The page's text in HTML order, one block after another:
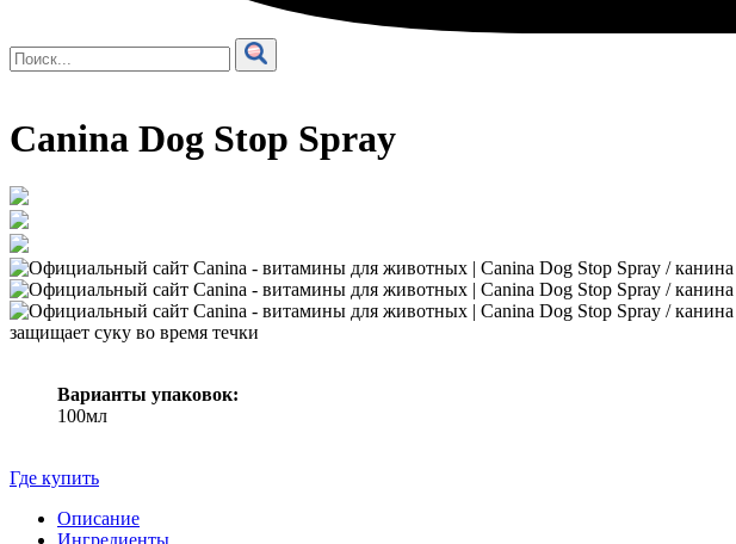
Canina Dog Stop Spray
защищает суку во время течки
Варианты упаковок:
100мл
Где купить
Описание